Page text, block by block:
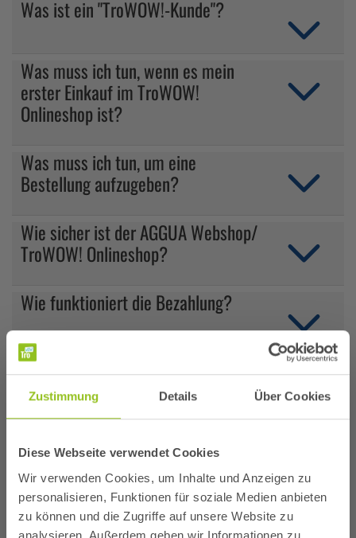
Zustimmung Details Über Cookies
Diese Webseite verwendet Cookies
Wir verwenden Cookies, um Inhalte und Anzeigen zu
personalisieren, Funktionen für soziale Medien anbieten
zu können und die Zugriffe auf unsere Website zu
analysieren. Außerdem geben wir Informationen zu
Was ist ein "TroWOW!-Kunde"?
Was muss ich tun, wenn es mein
erster Einkauf im TroWOW!
Onlineshop ist?
Was muss ich tun, um eine
Bestellung aufzugeben?
Wie sicher ist der AGGUA Webshop/
TroWOW! Onlineshop?
Wie funktioniert die Bezahlung?
Wie funktioniert die Bezahlung mit
Kreditkarte?
gekauft werden?
Können wir mit dem Komfortband
weitere Eintritte bezahlen?